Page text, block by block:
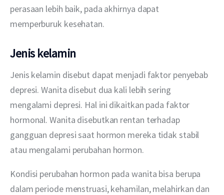
perasaan lebih baik, pada akhirnya dapat
memperburuk kesehatan.
Jenis kelamin
Jenis kelamin disebut dapat menjadi faktor penyebab
depresi. Wanita disebut dua kali lebih sering
mengalami depresi. Hal ini dikaitkan pada faktor
hormonal. Wanita disebutkan rentan terhadap
gangguan depresi saat hormon mereka tidak stabil
atau mengalami perubahan hormon.
Kondisi perubahan hormon pada wanita bisa berupa
dalam periode menstruasi, kehamilan, melahirkan dan